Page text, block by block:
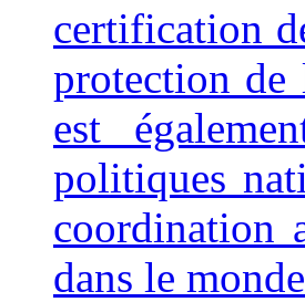
certification
protection
est
politiques
coordination
dans le